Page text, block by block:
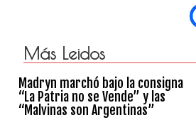
Más Leidos
Madryn marchó bajo la consigna
“La Patria no se Vende” y las
“Malvinas son Argentinas”